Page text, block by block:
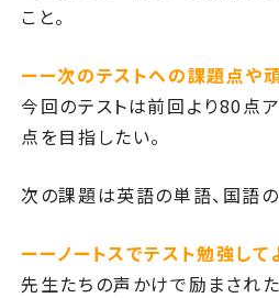
こと。
ーー次のテストへの課題点や
今回のテストは前回より80点
点を目指したい。
次の課題は英語の単語、国語の
ーーノートスでテスト勉強して
先生たちの声かけで励まされ